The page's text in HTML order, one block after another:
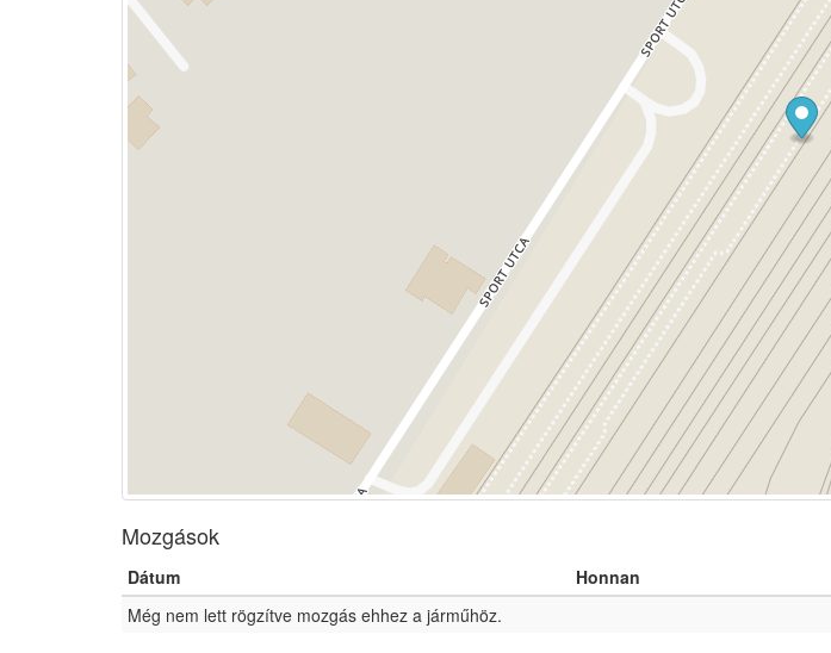
Mozgások
Dátum Honnan
Még nem lett rögzítve mozgás ehhez a járműhöz.